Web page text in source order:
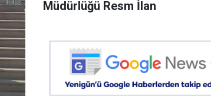
Müdürlüğü Resm İlan